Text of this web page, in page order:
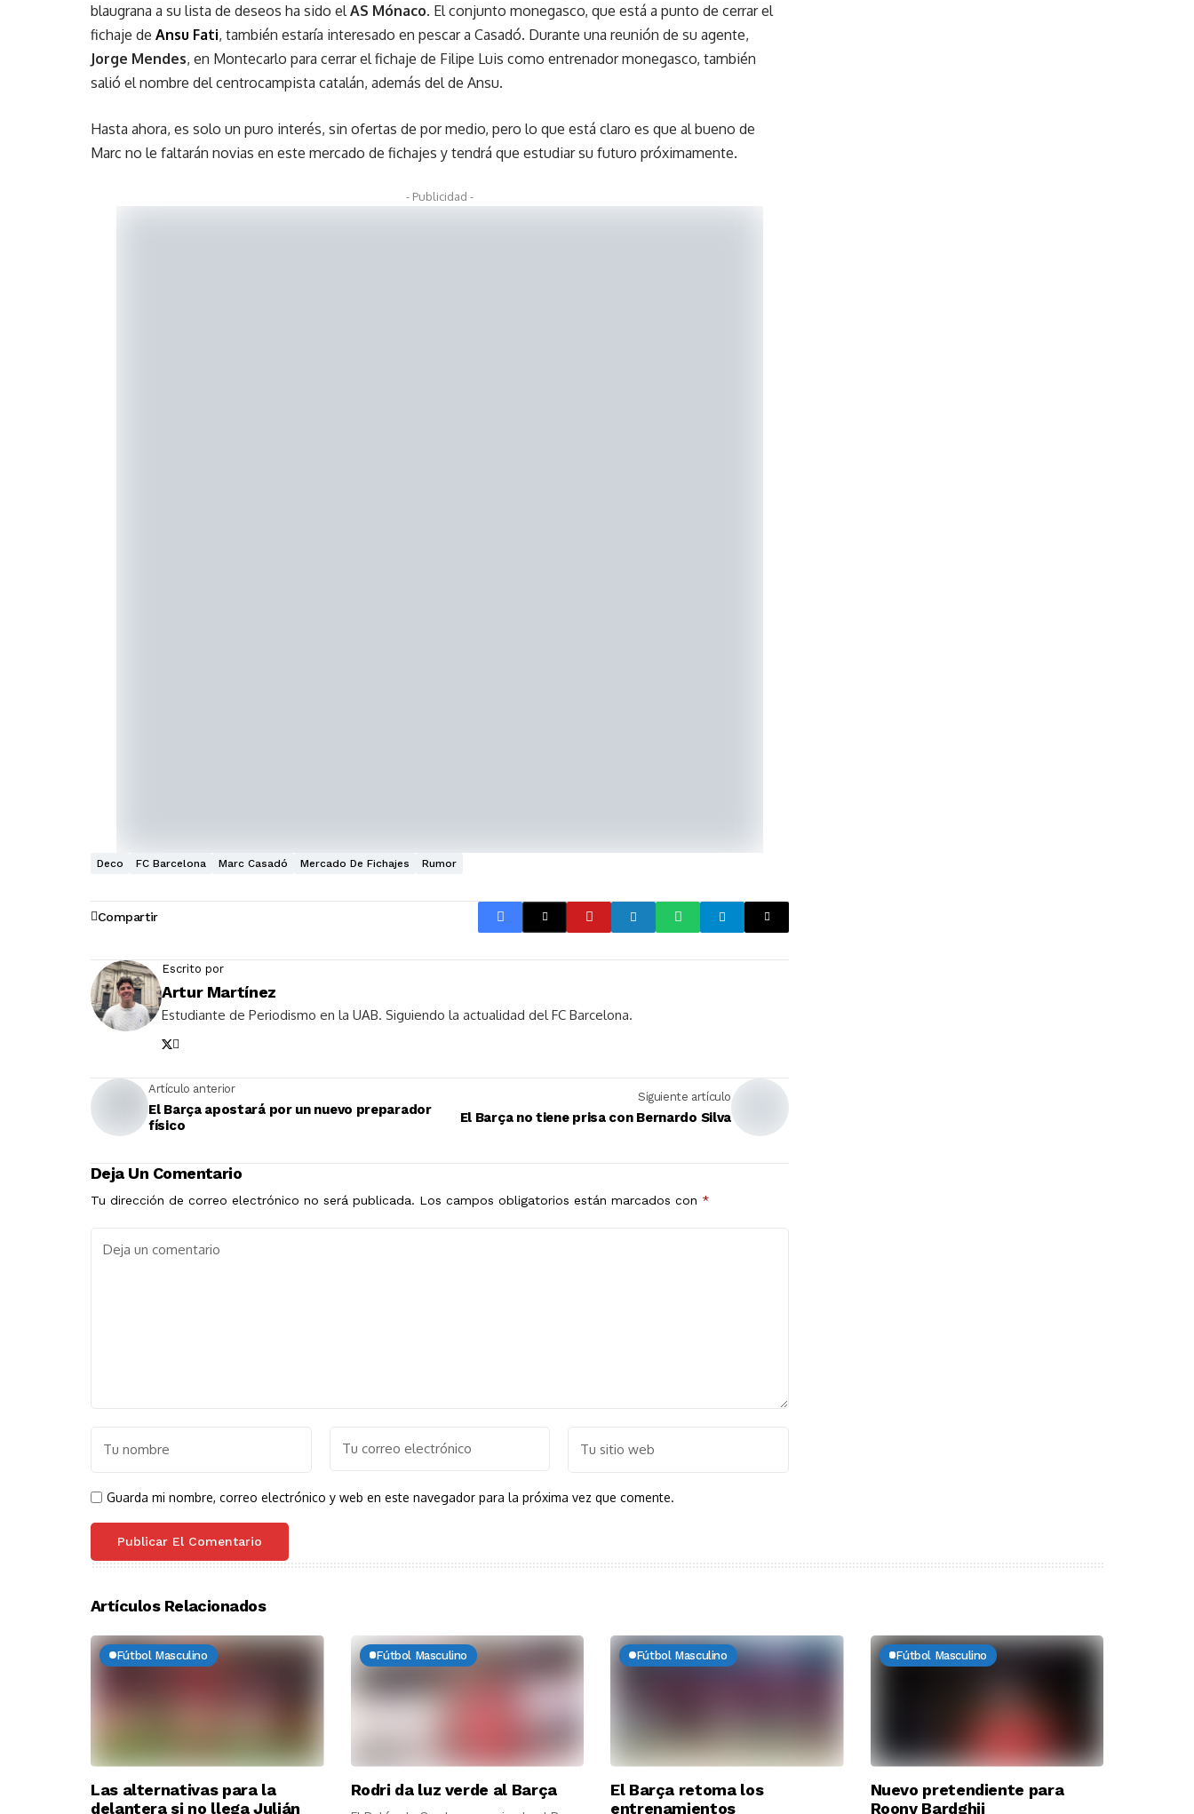
blaugrana a su lista de deseos ha sido el AS Mónaco. El conjunto monegasco, que está a punto de cerrar el
fichaje de Ansu Fati, también estaría interesado en pescar a Casadó. Durante una reunión de su agente,
Jorge Mendes, en Montecarlo para cerrar el fichaje de Filipe Luis como entrenador monegasco, también
salió el nombre del centrocampista catalán, además del de Ansu.
Hasta ahora, es solo un puro interés, sin ofertas de por medio, pero lo que está claro es que al bueno de
Marc no le faltarán novias en este mercado de fichajes y tendrá que estudiar su futuro próximamente.
- Publicidad -
Deco FC Barcelona Marc Casadó Mercado De Fichajes Rumor
Compartir
Escrito por
Artur Martínez
Estudiante de Periodismo en la UAB. Siguiendo la actualidad del FC Barcelona.
Artículo anterior
El Barça apostará por un nuevo preparador
físico
Siguiente artículo
El Barça no tiene prisa con Bernardo Silva
Deja Un Comentario
Tu dirección de correo electrónico no será publicada. Los campos obligatorios están marcados con *
Guarda mi nombre, correo electrónico y web en este navegador para la próxima vez que comente.
Artículos Relacionados
Fútbol Masculino
Las alternativas para la
delantera si no llega Julián
Fútbol Masculino
Rodri da luz verde al Barça
Fútbol Masculino
El Barça retoma los
entrenamientos
Fútbol Masculino
Nuevo pretendiente para
Roony Bardghji